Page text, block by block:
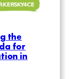
the
for
in